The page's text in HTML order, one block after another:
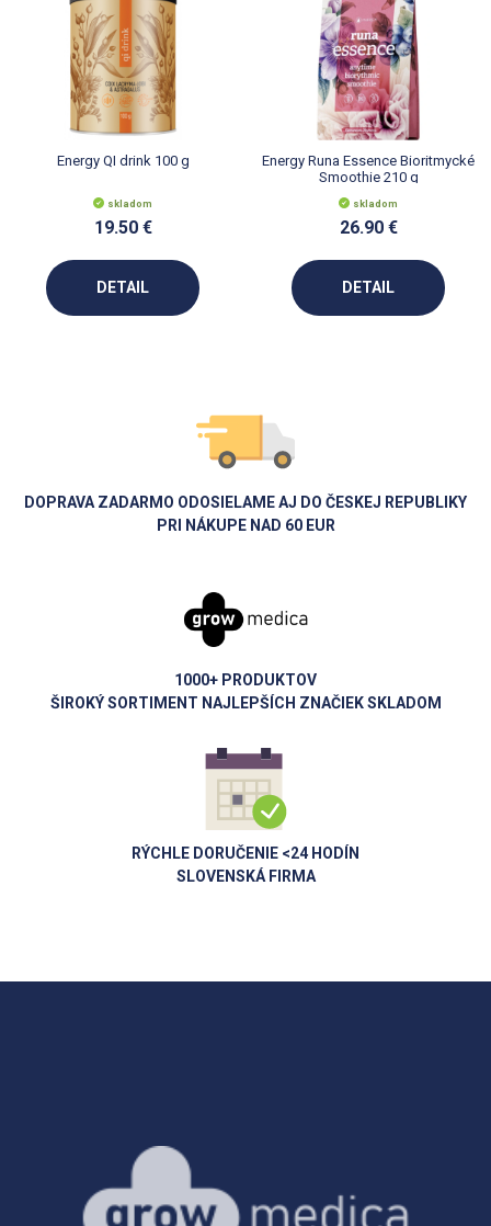
Energy QI drink 100 g
skladom
19.50 €
DETAIL
Energy Runa Essence Bioritmycké
Smoothie 210 g
skladom
26.90 €
DETAIL
DOPRAVA ZADARMO ODOSIELAME AJ DO ČESKEJ REPUBLIKY
PRI NÁKUPE NAD 60 EUR
1000+ PRODUKTOV
ŠIROKÝ SORTIMENT NAJLEPŠÍCH ZNAČIEK SKLADOM
RÝCHLE DORUČENIE <24 HODÍN
SLOVENSKÁ FIRMA